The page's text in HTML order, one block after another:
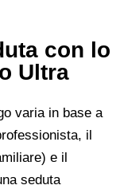
con lo
Ultra
varia in base a
il
e il
seduta